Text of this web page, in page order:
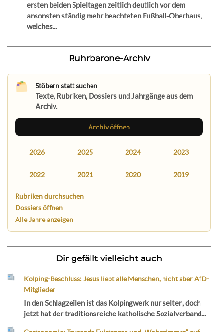
ersten beiden Spieltagen zeitlich deutlich vor dem
ansonsten ständig mehr beachteten Fußball-Oberhaus,
welches...
Ruhrbarone-Archiv
Stöbern statt suchen
Texte, Rubriken, Dossiers und Jahrgänge aus dem
Archiv.
Archiv öffnen
2026 2025 2024 2023
2022 2021 2020 2019
Rubriken durchsuchen
Dossiers öffnen
Alle Jahre anzeigen
Dir gefällt vielleicht auch
Kolping-Beschluss: Jesus liebt alle Menschen, nicht aber AfD-
Mitglieder
In den Schlagzeilen ist das Kolpingwerk nur selten, doch
jetzt hat der traditionsreiche katholische Sozialverband...